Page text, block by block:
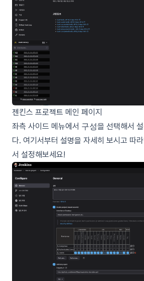
젠킨스 프로젝트 메인 페이지
좌측 사이드 메뉴에서 구성을 선택해서
다. 여기서부터 설명을 자세히 보시고 따
서 설정해보세요!